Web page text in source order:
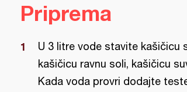
Priprema
U 3 litre vode stavite kašičicu
kašičicu ravnu soli, kašičicu
Kada voda provri dodajte